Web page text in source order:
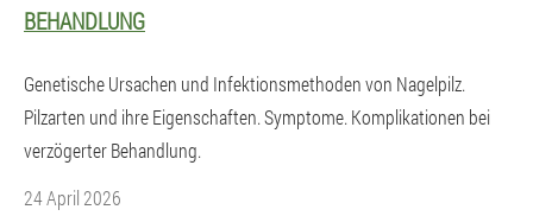
BEHANDLUNG
Genetische Ursachen und Infektionsmethoden von Nagelpilz.
Pilzarten und ihre Eigenschaften. Symptome. Komplikationen bei
verzögerter Behandlung.
24 April 2026